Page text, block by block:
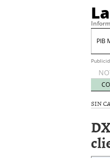
PIB
SIN